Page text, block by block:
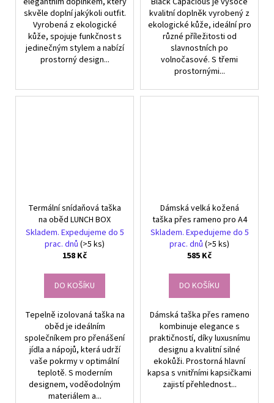
skvěle doplní jakýkoli outfit.
Vyrobená z ekologické
kůže, spojuje funkčnost s
jedinečným stylem a nabízí
prostorný design...
kvalitní doplněk vyrobený z
ekologické kůže, ideální pro
různé příležitosti od
slavnostních po
volnočasové. S třemi
prostornými...
Termální snídaňová taška
na oběd LUNCH BOX
Skladem. Expedujeme do 5
prac. dnů (>5 ks)
158 Kč
DO KOŠÍKU
Tepelně izolovaná taška na
oběd je ideálním
společníkem pro přenášení
jídla a nápojů, která udrží
vaše pokrmy v optimální
teplotě. S moderním
designem, voděodolným
materiálem a...
Dámská velká kožená
taška přes rameno pro A4
Skladem. Expedujeme do 5
prac. dnů (>5 ks)
585 Kč
DO KOŠÍKU
Dámská taška přes rameno
kombinuje elegance s
praktičností, díky luxusnímu
designu a kvalitní silné
ekokůži. Prostorná hlavní
kapsa s vnitřními kapsičkami
zajistí přehlednost...